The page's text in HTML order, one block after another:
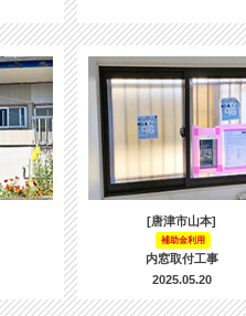
[唐津市山本]
補助金利用
内窓取付工事
2025.05.20